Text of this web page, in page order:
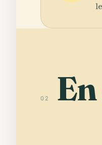
02 En